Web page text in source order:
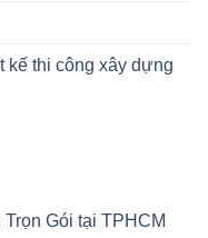
kế thi công xây dựng
Gói tại TPHCM